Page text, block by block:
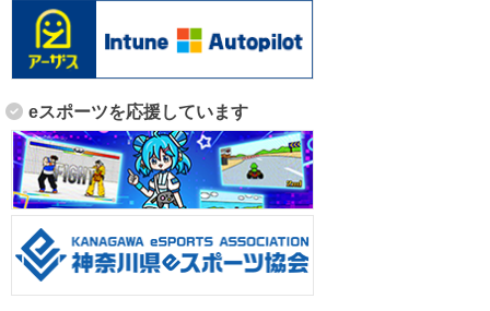
eスポーツを応援しています